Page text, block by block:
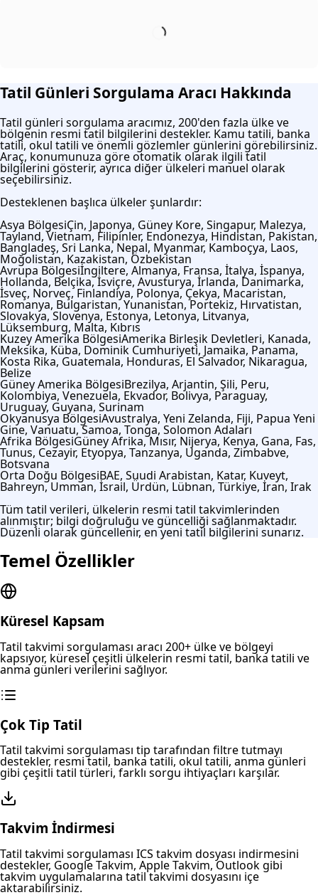
Tatil Günleri Sorgulama Aracı Hakkında
Tatil günleri sorgulama aracımız, 200'den fazla ülke ve
bölgenin resmi tatil bilgilerini destekler. Kamu tatili, banka
tatili, okul tatili ve önemli gözlemler günlerini görebilirsiniz.
Araç, konumunuza göre otomatik olarak ilgili tatil
bilgilerini gösterir, ayrıca diğer ülkeleri manuel olarak
seçebilirsiniz.
Desteklenen başlıca ülkeler şunlardır:
Asya BölgesiÇin, Japonya, Güney Kore, Singapur, Malezya,
Tayland, Vietnam, Filipinler, Endonezya, Hindistan, Pakistan,
Bangladeş, Sri Lanka, Nepal, Myanmar, Kamboçya, Laos,
Moğolistan, Kazakistan, Özbekistan
Avrupa Bölgesiİngiltere, Almanya, Fransa, İtalya, İspanya,
Hollanda, Belçika, İsviçre, Avusturya, İrlanda, Danimarka,
İsveç, Norveç, Finlandiya, Polonya, Çekya, Macaristan,
Romanya, Bulgaristan, Yunanistan, Portekiz, Hırvatistan,
Slovakya, Slovenya, Estonya, Letonya, Litvanya,
Lüksemburg, Malta, Kıbrıs
Kuzey Amerika BölgesiAmerika Birleşik Devletleri, Kanada,
Meksika, Küba, Dominik Cumhuriyeti, Jamaika, Panama,
Kosta Rika, Guatemala, Honduras, El Salvador, Nikaragua,
Belize
Güney Amerika BölgesiBrezilya, Arjantin, Şili, Peru,
Kolombiya, Venezuela, Ekvador, Bolivya, Paraguay,
Uruguay, Guyana, Surinam
Okyanusya BölgesiAvustralya, Yeni Zelanda, Fiji, Papua Yeni
Gine, Vanuatu, Samoa, Tonga, Solomon Adaları
Afrika BölgesiGüney Afrika, Mısır, Nijerya, Kenya, Gana, Fas,
Tunus, Cezayir, Etyopya, Tanzanya, Uganda, Zimbabve,
Botsvana
Orta Doğu BölgesiBAE, Suudi Arabistan, Katar, Kuveyt,
Bahreyn, Umman, İsrail, Ürdün, Lübnan, Türkiye, İran, Irak
Tüm tatil verileri, ülkelerin resmi tatil takvimlerinden
alınmıştır; bilgi doğruluğu ve güncelliği sağlanmaktadır.
Düzenli olarak güncellenir, en yeni tatil bilgilerini sunarız.
Temel Özellikler
Küresel Kapsam
Tatil takvimi sorgulaması aracı 200+ ülke ve bölgeyi
kapsıyor, küresel çeşitli ülkelerin resmi tatil, banka tatili ve
anma günleri verilerini sağlıyor.
Çok Tip Tatil
Tatil takvimi sorgulaması tip tarafından filtre tutmayı
destekler, resmi tatil, banka tatili, okul tatili, anma günleri
gibi çeşitli tatil türleri, farklı sorgu ihtiyaçları karşılar.
Takvim İndirmesi
Tatil takvimi sorgulaması ICS takvim dosyası indirmesini
destekler, Google Takvim, Apple Takvim, Outlook gibi
takvim uygulamalarına tatil takvimi dosyasını içe
aktarabilirsiniz.